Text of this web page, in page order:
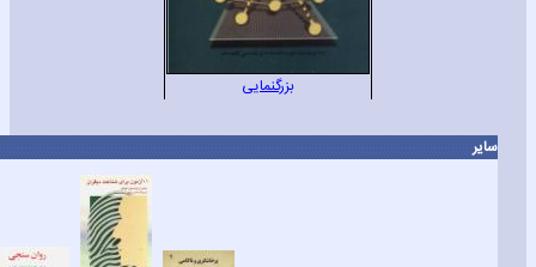
بزرگنمایی
سایر